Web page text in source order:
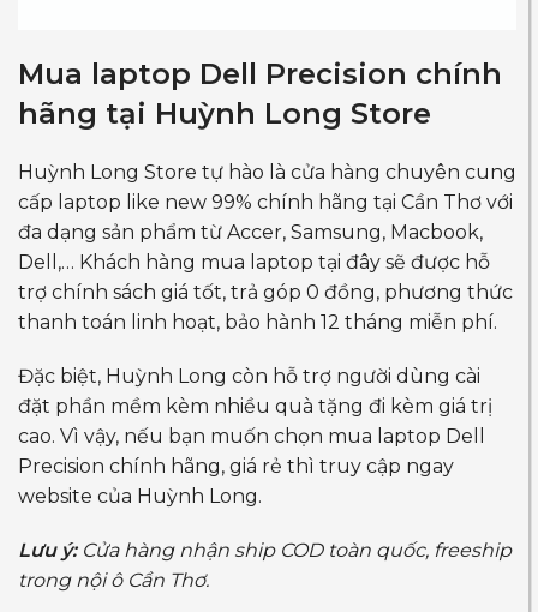
Mua laptop Dell Precision chính
hãng tại Huỳnh Long Store
Huỳnh Long Store tự hào là cửa hàng chuyên cung
cấp laptop like new 99% chính hãng tại Cần Thơ với
đa dạng sản phẩm từ Accer, Samsung, Macbook,
Dell,… Khách hàng mua laptop tại đây sẽ được hỗ
trợ chính sách giá tốt, trả góp 0 đồng, phương thức
thanh toán linh hoạt, bảo hành 12 tháng miễn phí.
Đặc biệt, Huỳnh Long còn hỗ trợ người dùng cài
đặt phần mềm kèm nhiều quà tặng đi kèm giá trị
cao. Vì vậy, nếu bạn muốn chọn mua laptop Dell
Precision chính hãng, giá rẻ thì truy cập ngay
website của Huỳnh Long.
Lưu ý: Cửa hàng nhận ship COD toàn quốc, freeship
trong nội ô Cần Thơ.